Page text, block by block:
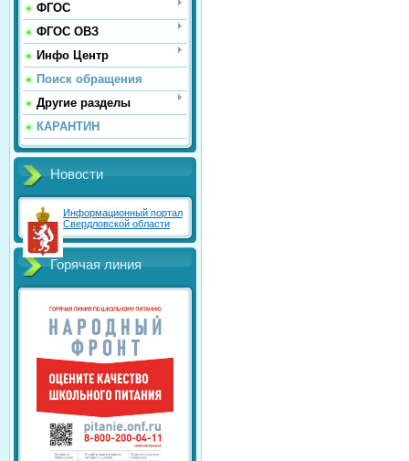
ФГОС
ФГОС ОВЗ
Инфо Центр
Поиск обращения
Другие разделы
КАРАНТИН
Новости
Информационный портал
Свердловской области
Горячая линия